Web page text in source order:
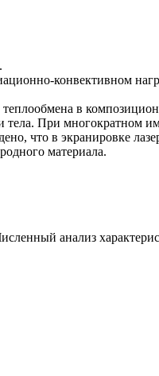
конвективном
в
тела. При
что в экранировке
материала.
анализ